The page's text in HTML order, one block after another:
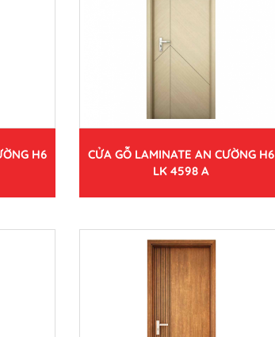
H6
CỬA GỖ LAMINATE AN CƯỜNG H6
LK 4598 A